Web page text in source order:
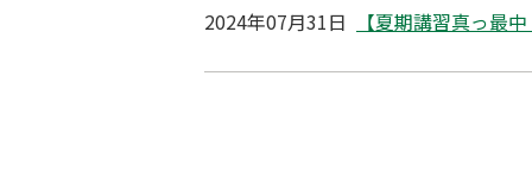
2024年07月31日
【夏期講習真っ最